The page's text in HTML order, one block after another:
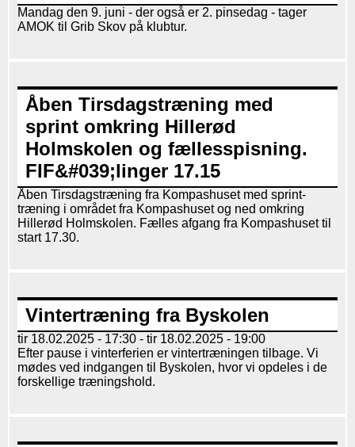
Mandag den 9. juni - der også er 2. pinsedag - tager
AMOK til Grib Skov på klubtur.
Åben Tirsdagstræning med
sprint omkring Hillerød
Holmskolen og fællesspisning.
FIF&#039;linger 17.15
Åben Tirsdagstræning fra Kompashuset med sprint-
træning i området fra Kompashuset og ned omkring
Hillerød Holmskolen. Fælles afgang fra Kompashuset til
start 17.30.
Vintertræning fra Byskolen
tir 18.02.2025 - 17:30 - tir 18.02.2025 - 19:00
Efter pause i vinterferien er vintertræningen tilbage. Vi
mødes ved indgangen til Byskolen, hvor vi opdeles i de
forskellige træningshold.